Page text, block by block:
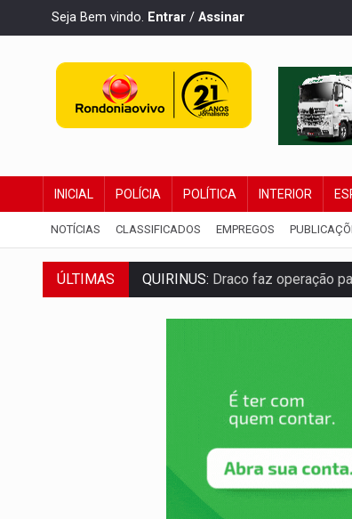
Seja Bem vindo. Entrar / Assinar
INICIAL POLÍCIA POLÍTICA INTERIOR
NOTÍCIAS CLASSIFICADOS EMPREGOS
ÚLTIMAS TRAFICANTE PRESO: Operação
SUPER EL NIÑO:Trabalho inédito
BRASIL CONTRA O CRIME:
Sobe para cinco o
TRANSPORTE DE ARROZ: MPF
DEEPFAKE:Sancionada lei contra